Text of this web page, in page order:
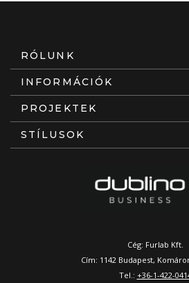
RÓLUNK
INFORMÁCIÓK
PROJEKTEK
STÍLUSOK
Cég: Furlab Kft.
Cím: 1142 Budapest,
Tel.: +36-1-422-